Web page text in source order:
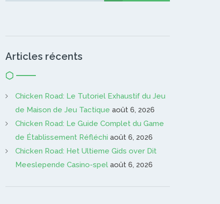
Articles récents
Chicken Road: Le Tutoriel Exhaustif du Jeu
de Maison de Jeu Tactique août 6, 2026
Chicken Road: Le Guide Complet du Game
de Établissement Réfléchi août 6, 2026
Chicken Road: Het Ultieme Gids over Dit
Meeslepende Casino-spel août 6, 2026